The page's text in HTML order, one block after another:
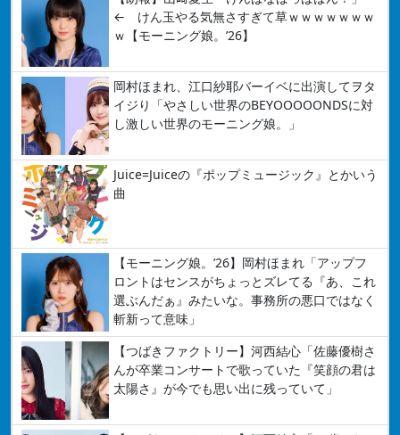
← けん玉やる気無さすぎて草ｗｗｗｗｗｗｗ
ｗ【モーニング娘。’26】
岡村ほまれ、江口紗耶バーイベに出演してヲタ
イジり「やさしい世界のBEYOOOOONDSに対
し激しい世界のモーニング娘。」
Juice=Juiceの『ポップミュージック』とかいう
曲
【モーニング娘。’26】岡村ほまれ「アップフ
ロントはセンスがちょっとズレてる『あ、これ
選ぶんだぁ』みたいな。事務所の悪口ではなく
斬新って意味」
【つばきファクトリー】河西結心「佐藤優樹さ
んが卒業コンサートで歌っていた『笑顔の君は
太陽さ』が今でも思い出に残っていて」